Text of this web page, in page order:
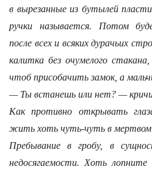
в вырезанные из бутылей
ручки называется. Потом
после всех и всяких дурачьих
калитка без очумелого
чтоб присобачить замок, а
— Ты встанешь или нет? —
Как противно открывать
жить хоть чуть-чуть в мертвом
Пребывание в гробу, в
недосягаемости. Хоть